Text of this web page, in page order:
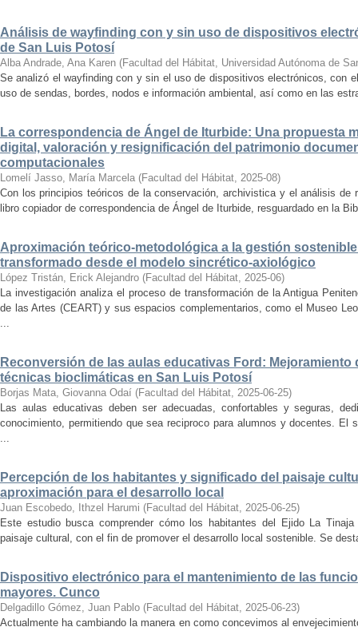
Análisis de wayfinding con y sin uso de dispositivos
de San Luis Potosí
Alba Andrade, Ana Karen (Facultad del Hábitat, Universidad Autónoma de
Se analizó el wayfinding con y sin el uso de dispositivos electrónicos, con
uso de sendas, bordes, nodos e información ambiental, así como en las
La correspondencia de Ángel de Iturbide: Una propuesta
digital, valoración y resignificación del patrimonio
computacionales
Lomelí Jasso, María Marcela (Facultad del Hábitat, 2025-08)
Con los principios teóricos de la conservación, archivistica y el análisis de
libro copiador de correspondencia de Ángel de Iturbide, resguardado en la
Aproximación teórico-metodológica a la gestión
transformado desde el modelo sincrético-axiológico
López Tristán, Erick Alejandro (Facultad del Hábitat, 2025-06)
La investigación analiza el proceso de transformación de la Antigua
de las Artes (CEART) y sus espacios complementarios, como el Museo
...
Reconversión de las aulas educativas Ford:
técnicas bioclimáticas en San Luis Potosí
Borjas Mata, Giovanna Odaí (Facultad del Hábitat, 2025-06-25)
Las aulas educativas deben ser adecuadas, confortables y seguras,
conocimiento, permitiendo que sea reciproco para alumnos y docentes. El
...
Percepción de los habitantes y significado del paisaje
aproximación para el desarrollo local
Juan Escobedo, Ithzel Harumi (Facultad del Hábitat, 2025-06-25)
Este estudio busca comprender cómo los habitantes del Ejido La
paisaje cultural, con el fin de promover el desarrollo local sostenible. Se
Dispositivo electrónico para el mantenimiento de las
mayores. Cunco
Delgadillo Gómez, Juan Pablo (Facultad del Hábitat, 2025-06-23)
Actualmente ha cambiando la manera en como concevimos al